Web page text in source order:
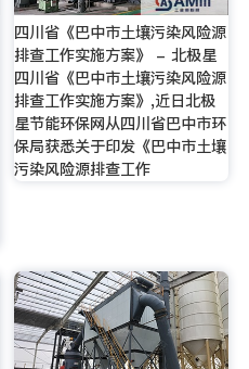
四川省《巴中市土壤污染风险源
排查工作实施方案》 - 北极星
四川省《巴中市土壤污染风险源
排查工作实施方案》,近日北极
星节能环保网从四川省巴中市环
保局获悉关于印发《巴中市土壤
污染风险源排查工作